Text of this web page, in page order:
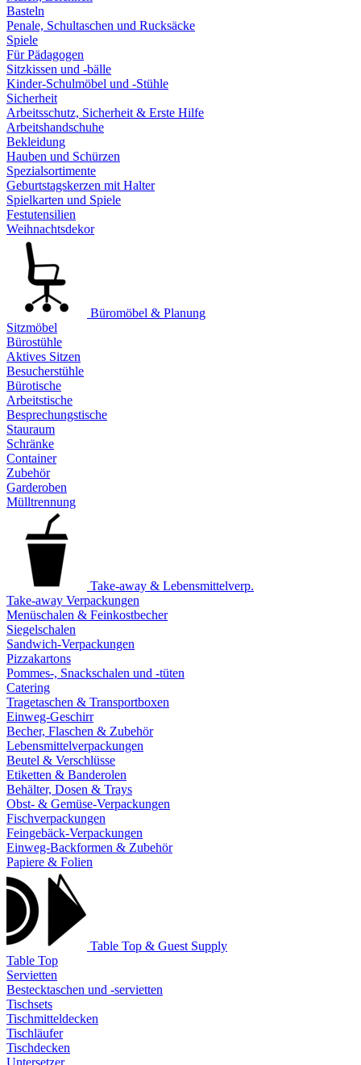
Basteln
Penale, Schultaschen und Rucksäcke
Spiele
Für Pädagogen
Sitzkissen und -bälle
Kinder-Schulmöbel und -Stühle
Sicherheit
Arbeitsschutz, Sicherheit & Erste Hilfe
Arbeitshandschuhe
Bekleidung
Hauben und Schürzen
Spezialsortimente
Geburtstagskerzen mit Halter
Spielkarten und Spiele
Festutensilien
Weihnachtsdekor
Büromöbel & Planung
Sitzmöbel
Bürostühle
Aktives Sitzen
Besucherstühle
Bürotische
Arbeitstische
Besprechungstische
Stauraum
Schränke
Container
Zubehör
Garderoben
Mülltrennung
Take-away & Lebensmittelverp.
Take-away Verpackungen
Menüschalen & Feinkostbecher
Siegelschalen
Sandwich-Verpackungen
Pizzakartons
Pommes-, Snackschalen und -tüten
Catering
Tragetaschen & Transportboxen
Einweg-Geschirr
Becher, Flaschen & Zubehör
Lebensmittelverpackungen
Beutel & Verschlüsse
Etiketten & Banderolen
Behälter, Dosen & Trays
Obst- & Gemüse-Verpackungen
Fischverpackungen
Feingebäck-Verpackungen
Einweg-Backformen & Zubehör
Papiere & Folien
Table Top & Guest Supply
Table Top
Servietten
Bestecktaschen und -servietten
Tischsets
Tischmitteldecken
Tischläufer
Tischdecken